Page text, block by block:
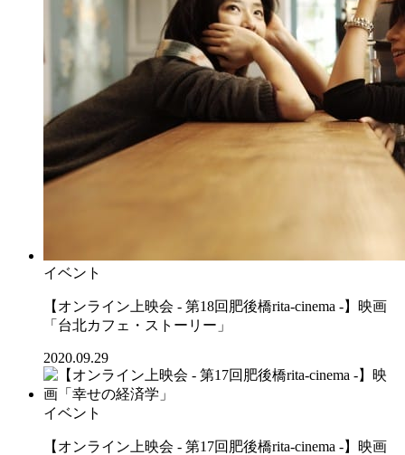
イベント
【オンライン上映会 - 第18回肥後橋rita-cinema -】映画
「台北カフェ・ストーリー」
2020.09.29
イベント
【オンライン上映会 - 第17回肥後橋rita-cinema -】映画